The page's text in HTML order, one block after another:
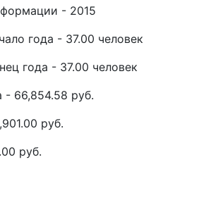
- 2015
года - 37.00 человек
года - 37.00 человек
- 66,854.58 руб.
руб.
руб.